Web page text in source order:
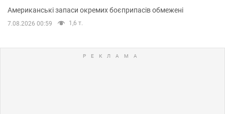
Американські запаси окремих боєприпасів обмежені
7.08.2026 00:59 1,6 т.